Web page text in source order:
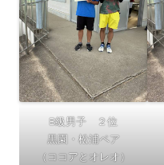
B級男子 ２位
黒園・松浦ペア
（ココアとオレオ）